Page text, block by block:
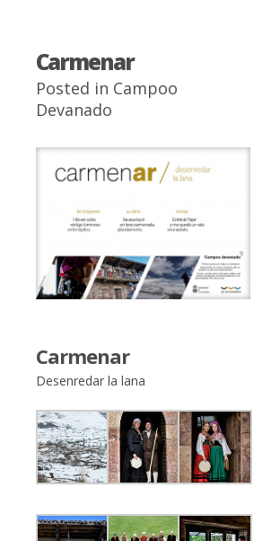
Carmenar
Posted in Campoo
Devanado
Carmenar
Desenredar la lana